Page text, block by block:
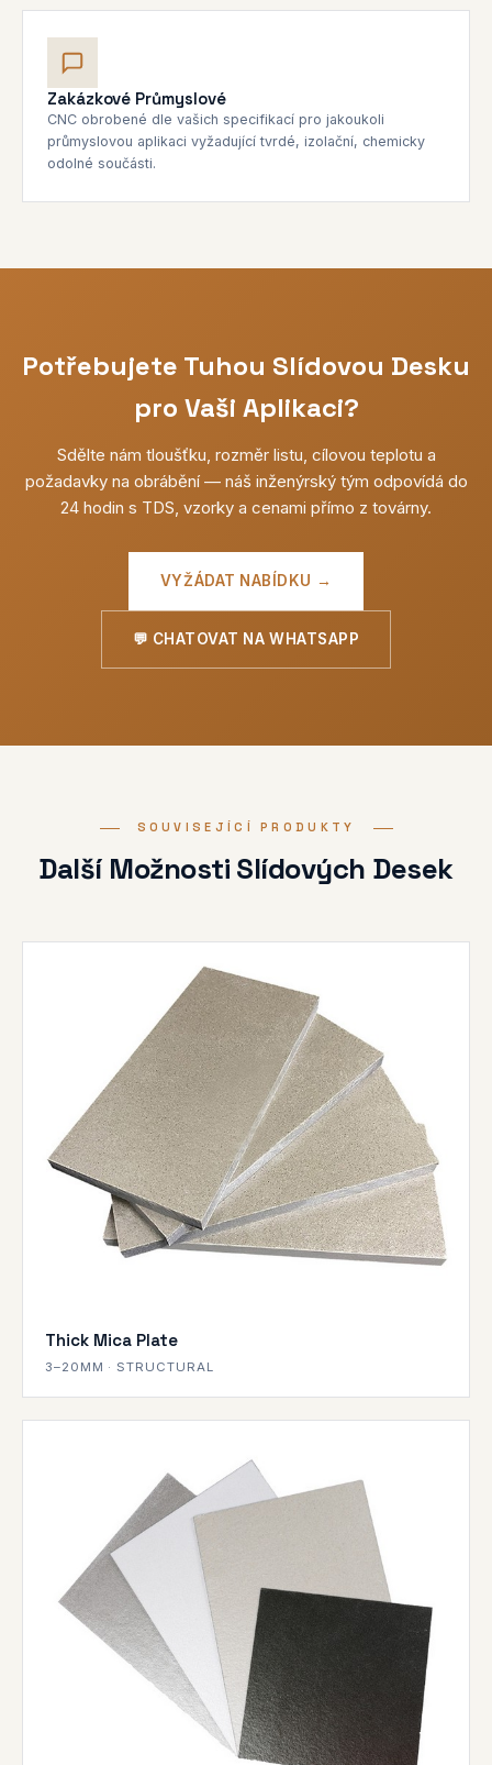
Zakázkové Průmyslové
CNC obrobené dle vašich specifikací pro jakoukoli
průmyslovou aplikaci vyžadující tvrdé, izolační, chemicky
odolné součásti.
Potřebujete Tuhou Slídovou Desku
pro Vaši Aplikaci?
Sdělte nám tloušťku, rozměr listu, cílovou teplotu a
požadavky na obrábění — náš inženýrský tým odpovídá do
24 hodin s TDS, vzorky a cenami přímo z továrny.
VYŽÁDAT NABÍDKU →
💬 CHATOVAT NA WHATSAPP
SOUVISEJÍCÍ PRODUKTY
Další Možnosti Slídových Desek
Thick Mica Plate
3–20MM · STRUCTURAL